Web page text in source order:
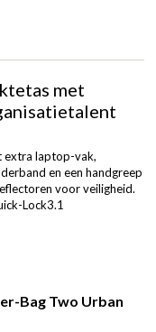
met
extra laptop-vak,
en een handgreep
voor veiligheid.
Lock3.1
Bag Two Urban